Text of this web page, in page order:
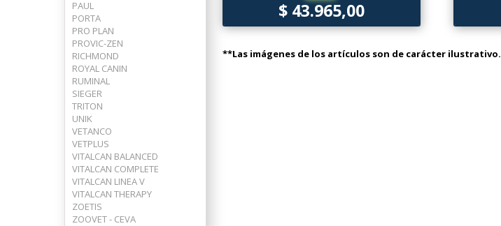
PAUL
PORTA
PRO PLAN
PROVIC-ZEN
RICHMOND
ROYAL CANIN
RUMINAL
SIEGER
TRITON
UNIK
VETANCO
VETPLUS
VITALCAN BALANCED
VITALCAN COMPLETE
VITALCAN LINEA V
VITALCAN THERAPY
ZOETIS
ZOOVET - CEVA
$ 43.965,00
**Las imágenes de los artículos son de carácter ilustrativo.